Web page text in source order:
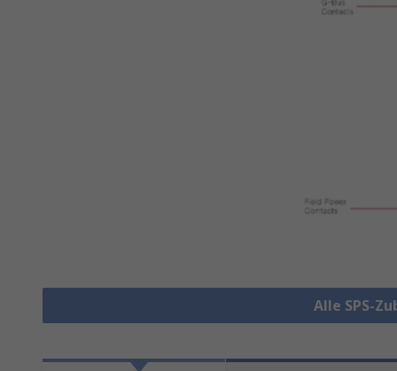
Alle SPS-